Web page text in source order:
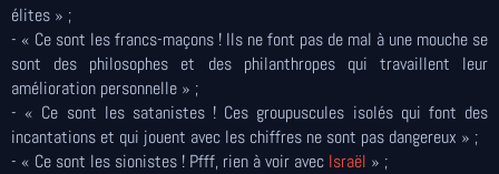
élites » ;
- « Ce sont les francs-maçons ! Ils ne font pas de mal à une mouche se
sont des philosophes et des philanthropes qui travaillent leur
amélioration personnelle » ;
- « Ce sont les satanistes ! Ces groupuscules isolés qui font des
incantations et qui jouent avec les chiffres ne sont pas dangereux » ;
- « Ce sont les sionistes ! Pfff, rien à voir avec Israël » ;